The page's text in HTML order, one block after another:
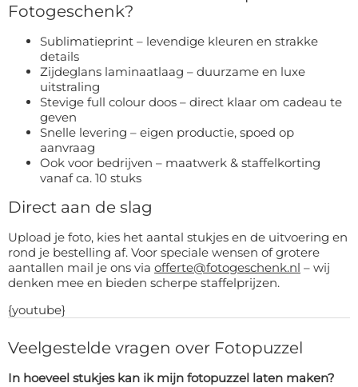
Fotogeschenk?
Sublimatieprint – levendige kleuren en strakke
details
Zijdeglans laminaatlaag – duurzame en luxe
uitstraling
Stevige full colour doos – direct klaar om cadeau te
geven
Snelle levering – eigen productie, spoed op
aanvraag
Ook voor bedrijven – maatwerk & staffelkorting
vanaf ca. 10 stuks
Direct aan de slag
Upload je foto, kies het aantal stukjes en de uitvoering en
rond je bestelling af. Voor speciale wensen of grotere
aantallen mail je ons via offerte@fotogeschenk.nl – wij
denken mee en bieden scherpe staffelprijzen.
{youtube}
Veelgestelde vragen over Fotopuzzel
In hoeveel stukjes kan ik mijn fotopuzzel laten maken?